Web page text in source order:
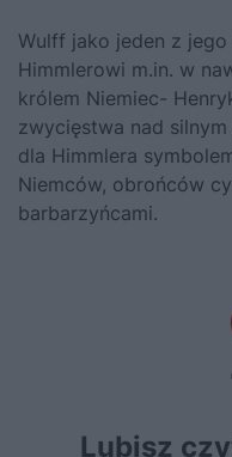
Wulff jako jeden z
Himmlerowi m.in. w
królem Niemiec-
zwycięstwa nad
dla Himmlera
Niemców, obrońców
barbarzyńcami.